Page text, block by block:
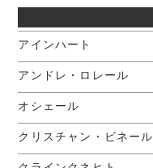
アインハート
アンドレ・ロレール
オシェール
クリスチャン・ビネール